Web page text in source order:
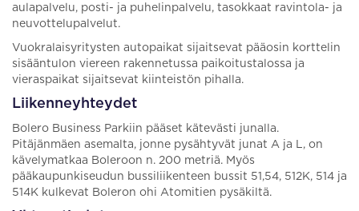
aulapalvelu, posti- ja puhelinpalvelu, tasokkaat ravintola- ja
neuvottelupalvelut.
Vuokralaisyritysten autopaikat sijaitsevat pääosin korttelin
sisääntulon viereen rakennetussa paikoitustalossa ja
vieraspaikat sijaitsevat kiinteistön pihalla.
Liikenneyhteydet
Bolero Business Parkiin pääset kätevästi junalla.
Pitäjänmäen asemalta, jonne pysähtyvät junat A ja L, on
kävelymatkaa Boleroon n. 200 metriä. Myös
pääkaupunkiseudun bussiliikenteen bussit 51,54, 512K, 514 ja
514K kulkevat Boleron ohi Atomitien pysäkiltä.